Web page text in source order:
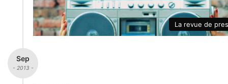
La revue de
Sep
- 2013 -